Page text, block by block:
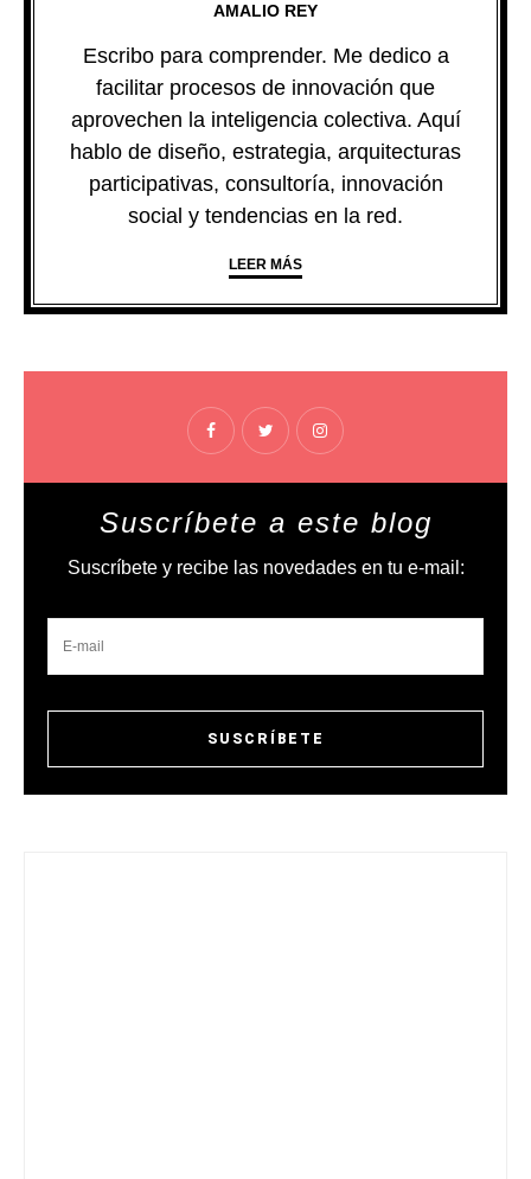
AMALIO REY
Escribo para comprender. Me dedico a
facilitar procesos de innovación que
aprovechen la inteligencia colectiva. Aquí
hablo de diseño, estrategia, arquitecturas
participativas, consultoría, innovación
social y tendencias en la red.
LEER MÁS
Suscríbete a este blog
Suscríbete y recibe las novedades en tu e-mail: